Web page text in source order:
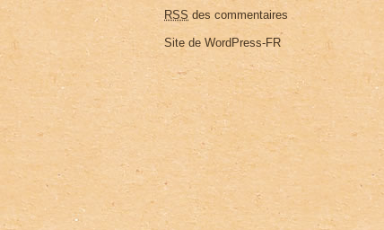
RSSdes commentaires
Site de WordPress-FR